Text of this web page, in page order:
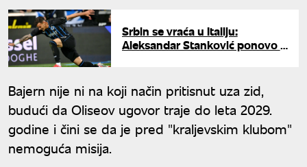
Srbin se vraća u Italiju:
Aleksandar Stanković ponovo u
Bajern nije ni na koji način pritisnut uza zid,
budući da Oliseov ugovor traje do leta 2029.
godine i čini se da je pred "kraljevskim klubom"
nemoguća misija.